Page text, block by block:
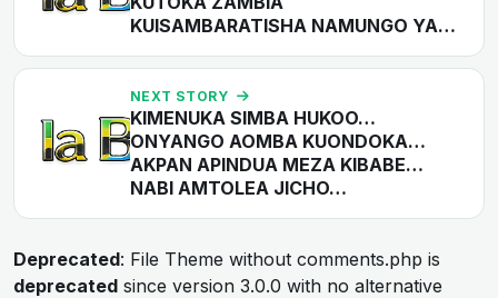
KUISAMBARATISHA NAMUNGO YA…
NEXT STORY
KIMENUKA SIMBA HUKOO…
ONYANGO AOMBA KUONDOKA…
AKPAN APINDUA MEZA KIBABE…
NABI AMTOLEA JICHO…
Deprecated: File Theme without comments.php is
deprecated since version 3.0.0 with no alternative